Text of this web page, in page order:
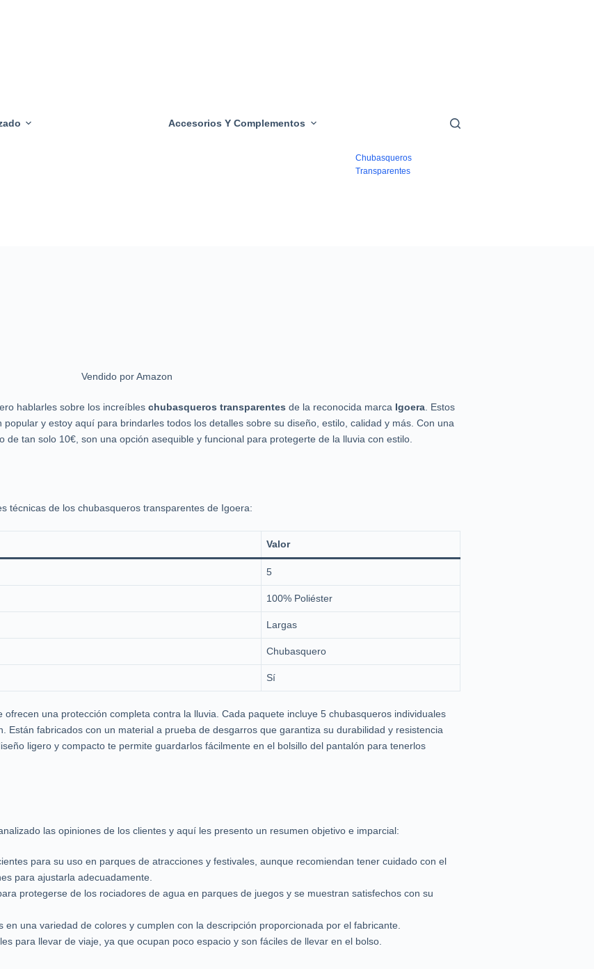
Accesorios Y Complementos
Chubasqueros
Transparentes
Vendido por Amazon
hablarles sobre los increíbles chubasqueros transparentes de la reconocida marca Igoera . Estos
y estoy aquí para brindarles todos los detalles sobre su diseño, estilo, calidad y más. Con una
tan solo 10€, son una opción asequible y funcional para protegerte de la lluvia con estilo.
técnicas de los chubasqueros transparentes de Igoera:
Valor
5
100% Poliéster
Largas
Chubasquero
Sí
una protección completa contra la lluvia. Cada paquete incluye 5 chubasqueros individuales
Están fabricados con un material a prueba de desgarros que garantiza su durabilidad y resistencia
ligero y compacto te permite guardarlos fácilmente en el bolsillo del pantalón para tenerlos
las opiniones de los clientes y aquí les presento un resumen objetivo e imparcial:
para su uso en parques de atracciones y festivales, aunque recomiendan tener cuidado con el
para ajustarla adecuadamente.
protegerse de los rociadores de agua en parques de juegos y se muestran satisfechos con su
una variedad de colores y cumplen con la descripción proporcionada por el fabricante.
para llevar de viaje, ya que ocupan poco espacio y son fáciles de llevar en el bolso.